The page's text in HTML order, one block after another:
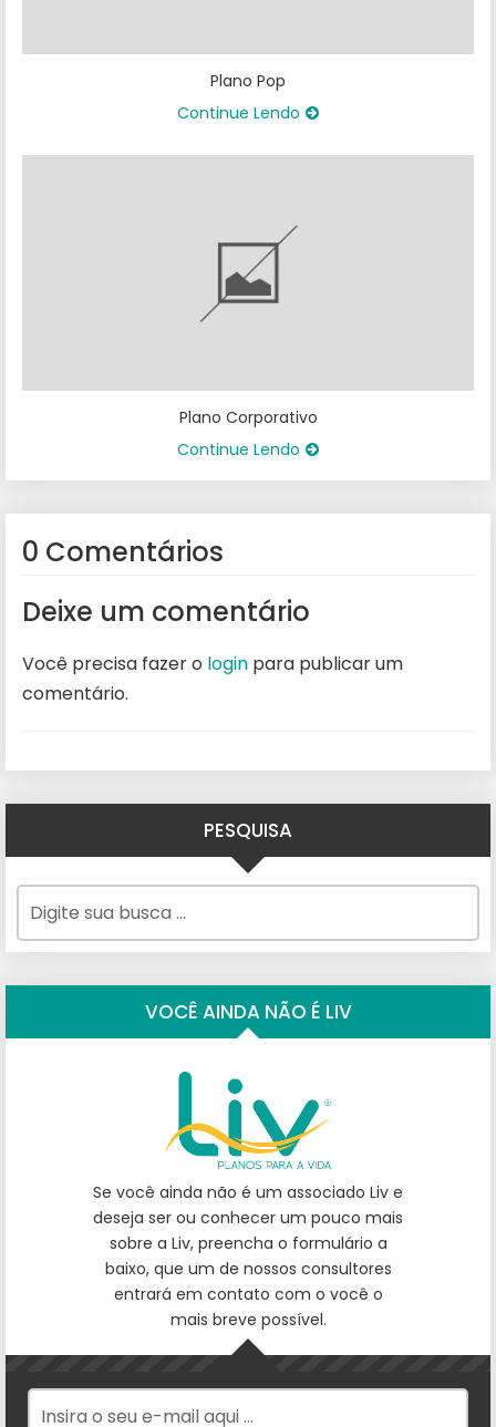
Plano Pop
Continue Lendo
Plano Corporativo
Continue Lendo
0 Comentários
Deixe um comentário
Você precisa fazer o login para publicar um
comentário.
PESQUISA
VOCÊ AINDA NÃO É LIV
Se você ainda não é um associado Liv e
deseja ser ou conhecer um pouco mais
sobre a Liv, preencha o formulário a
baixo, que um de nossos consultores
entrará em contato com o você o
mais breve possível.